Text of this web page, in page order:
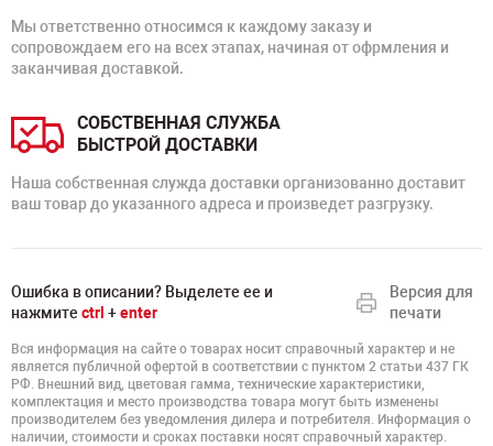
Мы ответственно относимся к каждому заказу и
сопровождаем его на всех этапах, начиная от офрмления и
заканчивая доставкой.
СОБСТВЕННАЯ СЛУЖБА
БЫСТРОЙ ДОСТАВКИ
Наша собственная служда доставки организованно доставит
ваш товар до указанного адреса и произведет разгрузку.
Ошибка в описании? Выделете ее и
нажмите ctrl +enter
Версия для
печати
Вся информация на сайте о товарах носит справочный характер и не
является публичной офертой в соответствии с пунктом 2 статьи 437 ГК
РФ. Внешний вид, цветовая гамма, технические характеристики,
комплектация и место производства товара могут быть изменены
производителем без уведомления дилера и потребителя. Информация о
наличии, стоимости и сроках поставки носят справочный характер.